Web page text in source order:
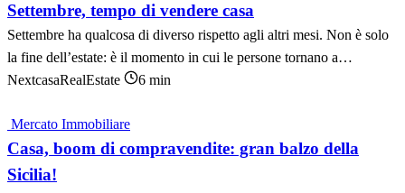
Settembre, tempo di vendere casa
Settembre ha qualcosa di diverso rispetto agli altri mesi. Non è solo
la fine dell’estate: è il momento in cui le persone tornano a…
NextcasaRealEstate
6 min
Mercato Immobiliare
Casa, boom di compravendite: gran balzo della
Sicilia!